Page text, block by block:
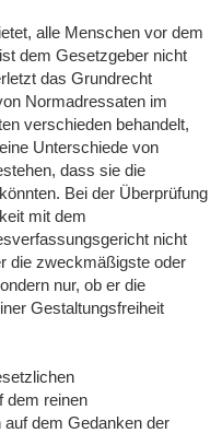
alle Menschen vor dem
dem Gesetzgeber nicht
das Grundrecht
Normadressaten im
verschieden behandelt,
Unterschiede von
dass sie die
Bei der Überprüfung
mit dem
nicht
die zweckmäßigste oder
nur, ob er die
Gestaltungsfreiheit
dem reinen
dem Gedanken der